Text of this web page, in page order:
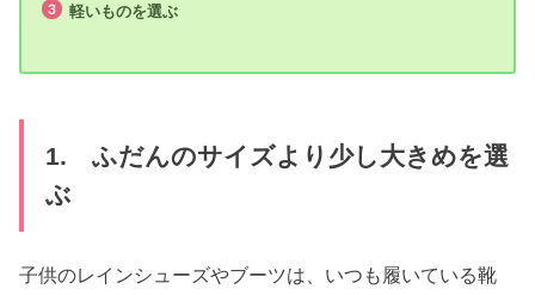
軽いものを選ぶ
1. ふだんのサイズより少し大きめを選
ぶ
子供のレインシューズやブーツは、いつも履いている靴